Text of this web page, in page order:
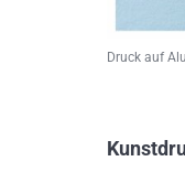
Druck auf